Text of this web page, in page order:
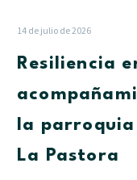
14 de julio de 2026
Resiliencia
la parroquia
La Pastora